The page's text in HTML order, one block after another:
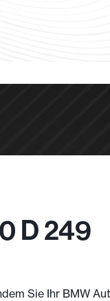
D 249
Sie Ihr BMW